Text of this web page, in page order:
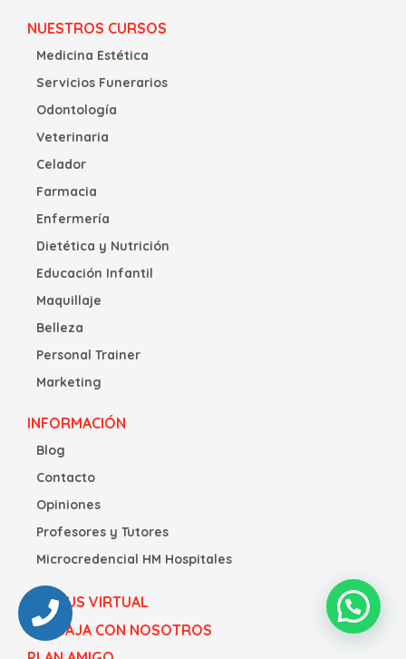
NUESTROS CURSOS
Medicina Estética
Servicios Funerarios
Odontología
Veterinaria
Celador
Farmacia
Enfermería
Dietética y Nutrición
Educación Infantil
Maquillaje
Belleza
Personal Trainer
Marketing
INFORMACIÓN
Blog
Contacto
Opiniones
Profesores y Tutores
Microcredencial HM Hospitales
CAMPUS VIRTUAL
TRABAJA CON NOSOTROS